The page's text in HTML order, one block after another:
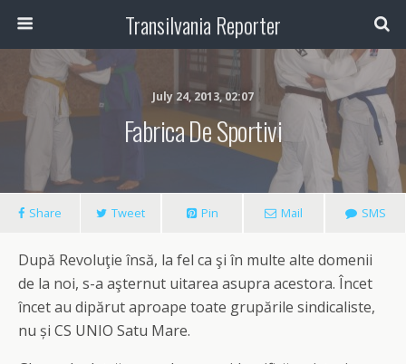
Transilvania Reporter
July 24, 2013, 02:07
Fabrica De Sportivi
Share Tweet Pin Mail SMS
După Revoluţie însă, la fel ca şi în multe alte domenii
de la noi, s-a aşternut uitarea asupra acestora. Încet
încet au dipărut aproape toate grupările sindicaliste,
nu și CS UNIO Satu Mare.